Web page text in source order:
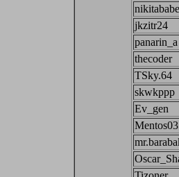
jkzitr24
panarin_a
thecoder
TSky.64
skwkppp
Ev_gen